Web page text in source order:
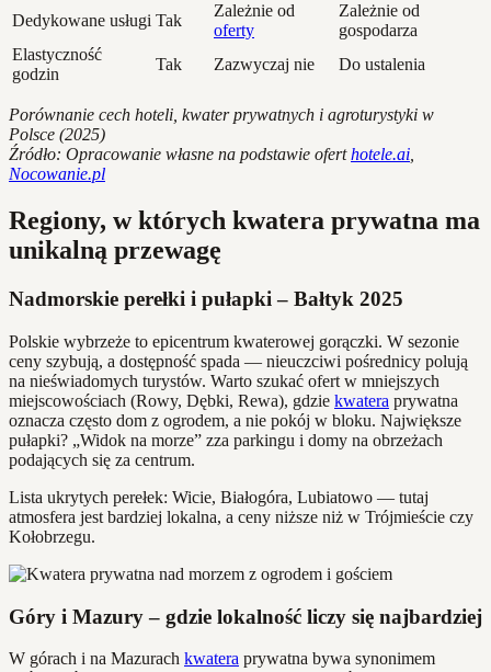
Dedykowane usługi Tak
Zależnie od
oferty
Zależnie od
gospodarza
Elastyczność
godzin
Tak Zazwyczaj nie Do ustalenia
Porównanie cech hoteli, kwater prywatnych i agroturystyki w
Polsce (2025)
Źródło: Opracowanie własne na podstawie oferthotele.ai,
Nocowanie.pl
Regiony, w których kwatera prywatna ma
unikalną przewagę
Nadmorskie perełki i pułapki – Bałtyk 2025
Polskie wybrzeże to epicentrum kwaterowej gorączki. W sezonie
ceny szybują, a dostępność spada — nieuczciwi pośrednicy polują
na nieświadomych turystów. Warto szukać ofert w mniejszych
miejscowościach (Rowy, Dębki, Rewa), gdzie kwatera prywatna
oznacza często dom z ogrodem, a nie pokój w bloku. Największe
pułapki? „Widok na morze” zza parkingu i domy na obrzeżach
podających się za centrum.
Lista ukrytych perełek: Wicie, Białogóra, Lubiatowo — tutaj
atmosfera jest bardziej lokalna, a ceny niższe niż w Trójmieście czy
Kołobrzegu.
Góry i Mazury – gdzie lokalność liczy się najbardziej
W górach i na Mazurach kwatera prywatna bywa synonimem